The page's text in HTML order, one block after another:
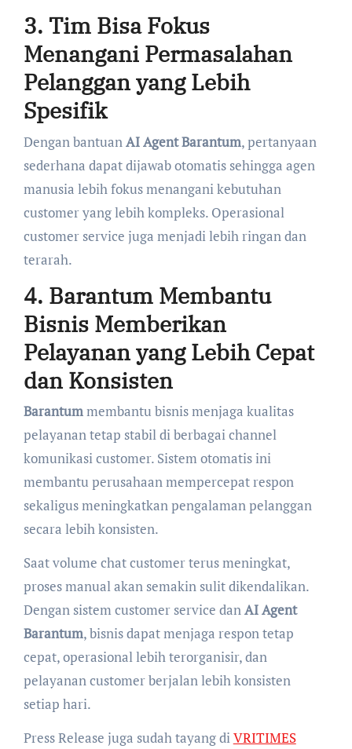
3. Tim Bisa Fokus
Menangani Permasalahan
Pelanggan yang Lebih
Spesifik
Dengan bantuanAI Agent Barantum, pertanyaan
sederhana dapat dijawab otomatis sehingga agen
manusia lebih fokus menangani kebutuhan
customer yang lebih kompleks. Operasional
customer service juga menjadi lebih ringan dan
terarah.
4. Barantum Membantu
Bisnis Memberikan
Pelayanan yang Lebih Cepat
dan Konsisten
Barantummembantu bisnis menjaga kualitas
pelayanan tetap stabil di berbagai channel
komunikasi customer. Sistem otomatis ini
membantu perusahaan mempercepat respon
sekaligus meningkatkan pengalaman pelanggan
secara lebih konsisten.
Saat volume chat customer terus meningkat,
proses manual akan semakin sulit dikendalikan.
Dengan sistem customer service danAI Agent
Barantum, bisnis dapat menjaga respon tetap
cepat, operasional lebih terorganisir, dan
pelayanan customer berjalan lebih konsisten
setiap hari.
Press Release juga sudah tayang diVRITIMES